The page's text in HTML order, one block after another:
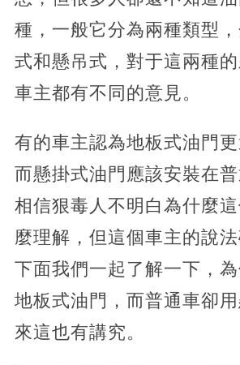
種，一般它分為兩種類型
式和懸吊式，對于這兩種
車主都有不同的意見。
有的車主認為地板式油門更
而懸掛式油門應該安裝在普
相信狠毒人不明白為什麼
麼理解，但這個車主的說法
下面我們一起了解一下，
地板式油門，而普通車卻
來這也有講究。